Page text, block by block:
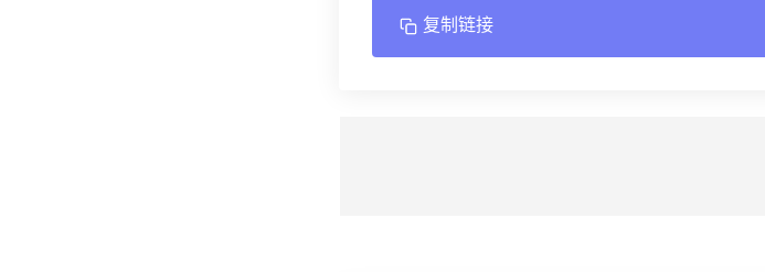
复制链接